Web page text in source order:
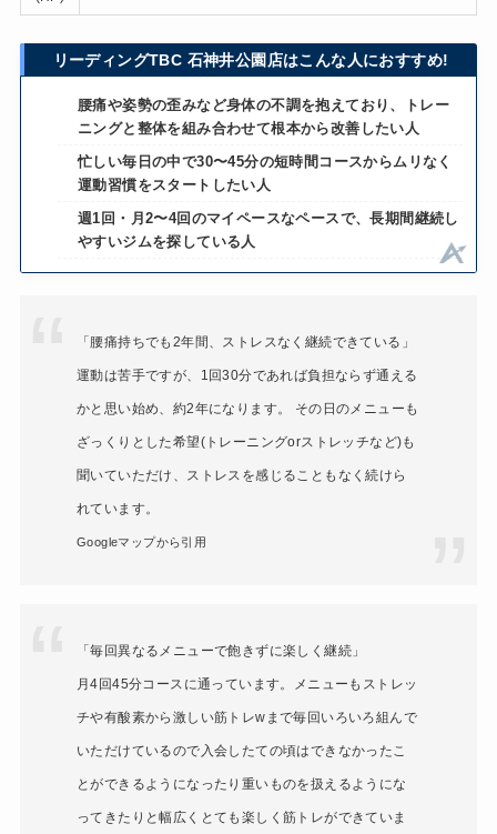
リーディングTBC 石神井公園店はこんな人におすすめ!
腰痛や姿勢の歪みなど身体の不調を抱えており、トレー
ニングと整体を組み合わせて根本から改善したい人
忙しい毎日の中で30〜45分の短時間コースからムリなく
運動習慣をスタートしたい人
週1回・月2〜4回のマイペースなペースで、長期間継続し
やすいジムを探している人
「腰痛持ちでも2年間、ストレスなく継続できている」
運動は苦手ですが、1回30分であれば負担ならず通える
かと思い始め、約2年になります。 その日のメニューも
ざっくりとした希望(トレーニングorストレッチなど)も
聞いていただけ、ストレスを感じることもなく続けら
れています。
Googleマップから引用
「毎回異なるメニューで飽きずに楽しく継続」
月4回45分コースに通っています。メニューもストレッ
チや有酸素から激しい筋トレwまで毎回いろいろ組んで
いただけているので入会したての頃はできなかったこ
とができるようになったり重いものを扱えるようにな
ってきたりと幅広くとても楽しく筋トレができていま